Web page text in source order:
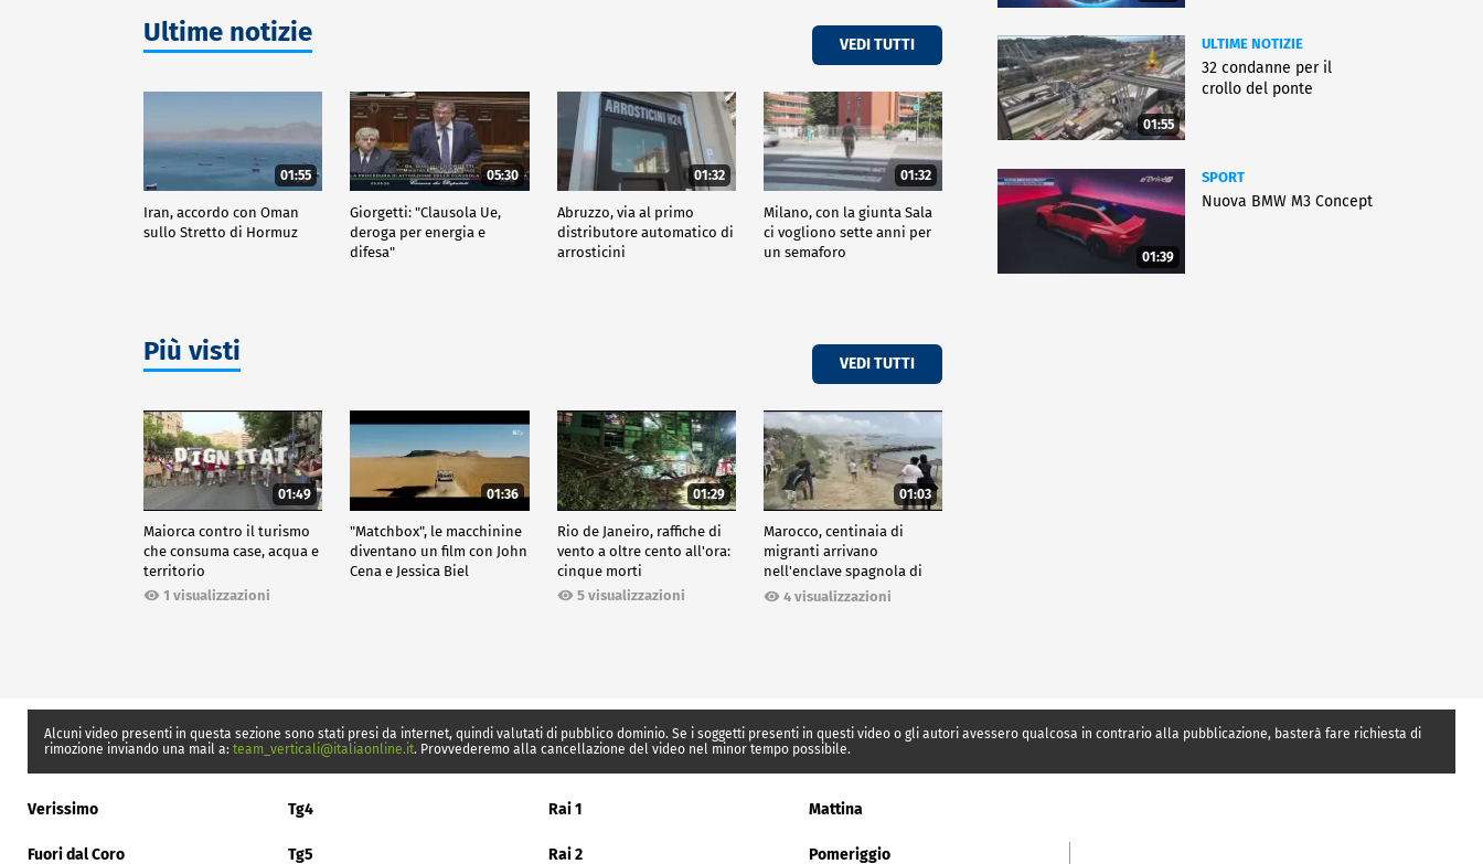
Ultime notizie VEDI TUTTI
01:55
Iran, accordo con Oman
sullo Stretto di Hormuz
05:30
Giorgetti: "Clausola Ue,
deroga per energia e
difesa"
01:32
Abruzzo, via al primo
distributore automatico di
arrosticini
01:32
Milano, con la giunta Sala
ci vogliono sette anni per
un semaforo
Più visti VEDI TUTTI
01:49
Maiorca contro il turismo
che consuma case, acqua e
territorio
1 visualizzazioni
01:36
"Matchbox", le macchinine
diventano un film con John
Cena e Jessica Biel
01:29
Rio de Janeiro, raffiche di
vento a oltre cento all'ora:
cinque morti
5 visualizzazioni
01:03
Marocco, centinaia di
migranti arrivano
nell'enclave spagnola di
Ceuta4 visualizzazioni
01:55
ULTIME NOTIZIE
32 condanne per il
crollo del ponte
01:39
SPORT
Nuova BMW M3 Concept
Alcuni video presenti in questa sezione sono stati presi da internet, quindi valutati di pubblico dominio. Se i soggetti presenti in questi video o gli autori avessero qualcosa in contrario alla pubblicazione, basterà fare richiesta di
rimozione inviando una mail a: team_verticali@italiaonline.it. Provvederemo alla cancellazione del video nel minor tempo possibile.
Verissimo Tg4 Rai 1 Mattina
Fuori dal Coro Tg5 Rai 2 Pomeriggio